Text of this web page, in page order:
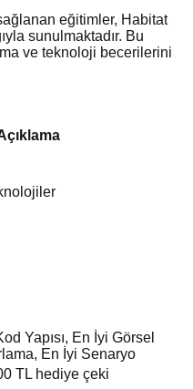
eğitimler, Habitat
sunulmaktadır. Bu
ve teknoloji becerilerini
Yapısı, En İyi Görsel
En İyi Senaryo
TL hediye çeki